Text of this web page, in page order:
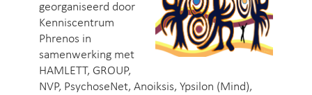
georganiseerd door
Kenniscentrum
Phrenos in
samenwerking met
HAMLETT, GROUP,
NVP, PsychoseNet, Anoiksis, Ypsilon (Mind),